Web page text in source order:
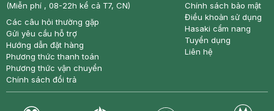
(Miễn phí , 08-22h kể cả T7, CN)
Các câu hỏi thường gặp
Gửi yêu cầu hỗ trợ
Hướng dẫn đặt hàng
Phương thức thanh toán
Phương thức vận chuyển
Chính sách đổi trả
Chính sách bảo mật
Điều khoản sử dụng
Hasaki cẩm nang
Tuyển dụng
Liên hệ